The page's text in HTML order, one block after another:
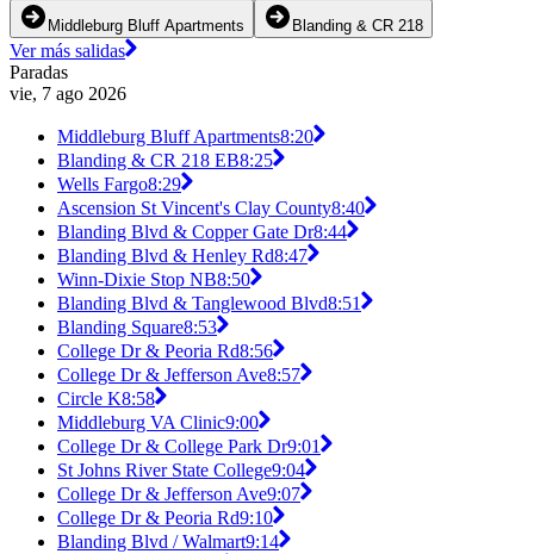
Middleburg Bluff Apartments Blanding & CR 218
Ver más salidas
Paradas
vie, 7 ago 2026
Middleburg Bluff Apartments8:20
Blanding & CR 218 EB8:25
Wells Fargo8:29
Ascension St Vincent's Clay County8:40
Blanding Blvd & Copper Gate Dr8:44
Blanding Blvd & Henley Rd8:47
Winn-Dixie Stop NB8:50
Blanding Blvd & Tanglewood Blvd8:51
Blanding Square8:53
College Dr & Peoria Rd8:56
College Dr & Jefferson Ave8:57
Circle K8:58
Middleburg VA Clinic9:00
College Dr & College Park Dr9:01
St Johns River State College9:04
College Dr & Jefferson Ave9:07
College Dr & Peoria Rd9:10
Blanding Blvd / Walmart9:14